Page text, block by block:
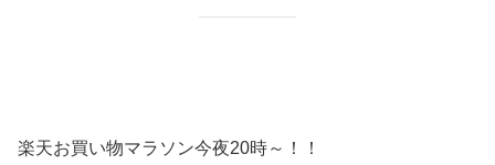
楽天お買い物マラソン今夜20時～！！